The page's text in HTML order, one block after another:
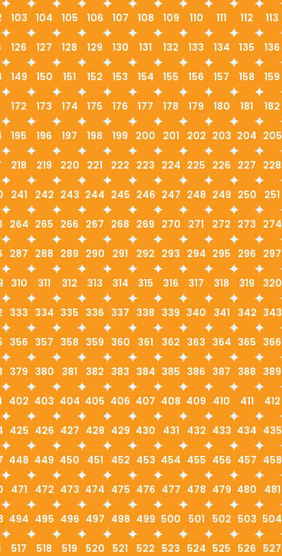
103 104 105 106 107 108 109 110 111 112 113
126 127 128 129 130 131 132 133 134 135 136
149 150 151 152 153 154 155 156 157 158 159
172 173 174 175 176 177 178 179 180 181 182
195 196 197 198 199 200 201 202 203 204 205
218 219 220 221 222 223 224 225 226 227 228
241 242 243 244 245 246 247 248 249 250 251
264 265 266 267 268 269 270 271 272 273 274
287 288 289 290 291 292 293 294 295 296 297
310 311 312 313 314 315 316 317 318 319 320
333 334 335 336 337 338 339 340 341 342 343
356 357 358 359 360 361 362 363 364 365 366
379 380 381 382 383 384 385 386 387 388 389
402 403 404 405 406 407 408 409 410 411 412
425 426 427 428 429 430 431 432 433 434 435
448 449 450 451 452 453 454 455 456 457 458
471 472 473 474 475 476 477 478 479 480 481
494 495 496 497 498 499 500 501 502 503 504
517 518 519 520 521 522 523 524 525 526 527